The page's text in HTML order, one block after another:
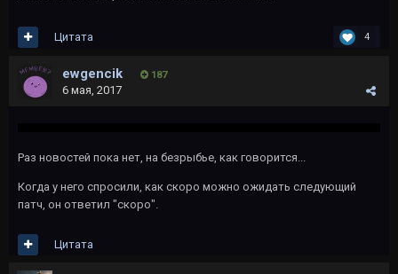
4
Цитата
ewgencik 187
6 мая, 2017
Раз новостей пока нет, на безрыбье, как говорится...
Когда у него спросили, как скоро можно ожидать следующий
патч, он ответил "скоро".
Цитата